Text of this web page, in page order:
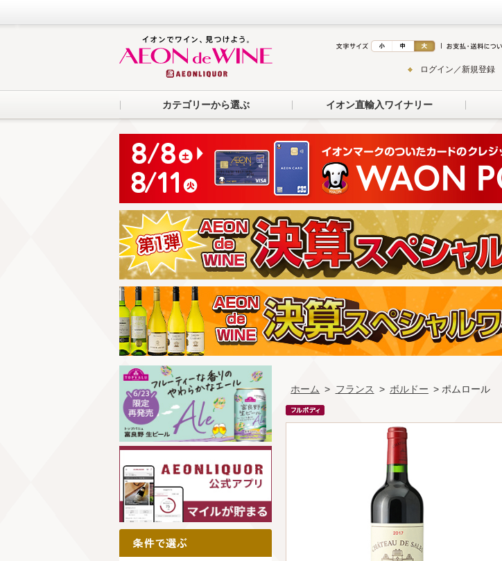
ログイン／新規登録
カテゴリーから選ぶ イオン直輸入ワイナリー
ホーム > フランス > ボルドー > ポムロール